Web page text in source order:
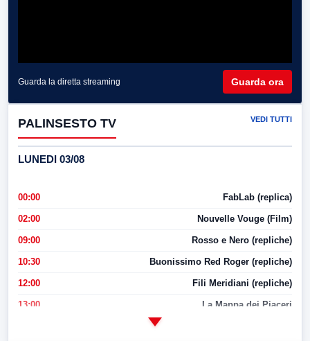
Guarda la diretta streaming Guarda ora
PALINSESTO TV VEDI TUTTI
LUNEDI 03/08
00:00 FabLab (replica)
02:00 Nouvelle Vouge (Film)
09:00 Rosso e Nero (repliche)
10:30 Buonissimo Red Roger (repliche)
12:00 Fili Meridiani (repliche)
13:00 La Mappa dei Piaceri